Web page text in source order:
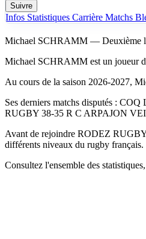
Suivre
Infos Statistiques Carrière Matchs
Michael SCHRAMM — Deuxième
Michael SCHRAMM est un joueur
Au cours de la saison 2026-2027,
Ses derniers matchs disputés :
RUGBY 38-35 R C ARPAJON
Avant de rejoindre RODEZ
différents niveaux du rugby français.
Consultez l'ensemble des